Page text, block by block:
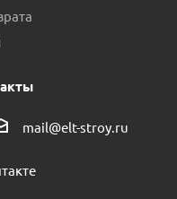
mail@elt-stroy.ru